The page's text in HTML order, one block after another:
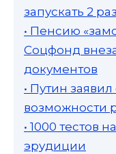
запускать 2
• Пенсию
Соцфонд
документов
• Путин
возможности
• 1000 тестов
эрудиции